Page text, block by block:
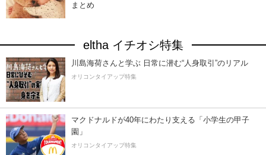
まとめ
eltha イチオシ特集
川島海荷さんと学ぶ 日常に潜む“人身取引”のリアル
オリコンタイアップ特集
マクドナルドが40年にわたり支える「小学生の甲子
園」
オリコンタイアップ特集